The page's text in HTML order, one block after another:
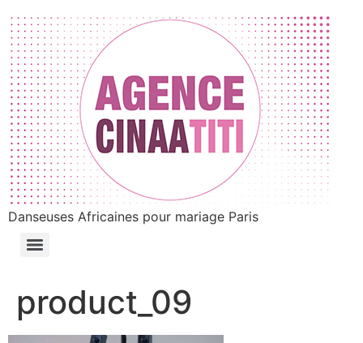
Danseuses Africaines pour mariage Paris
product_09